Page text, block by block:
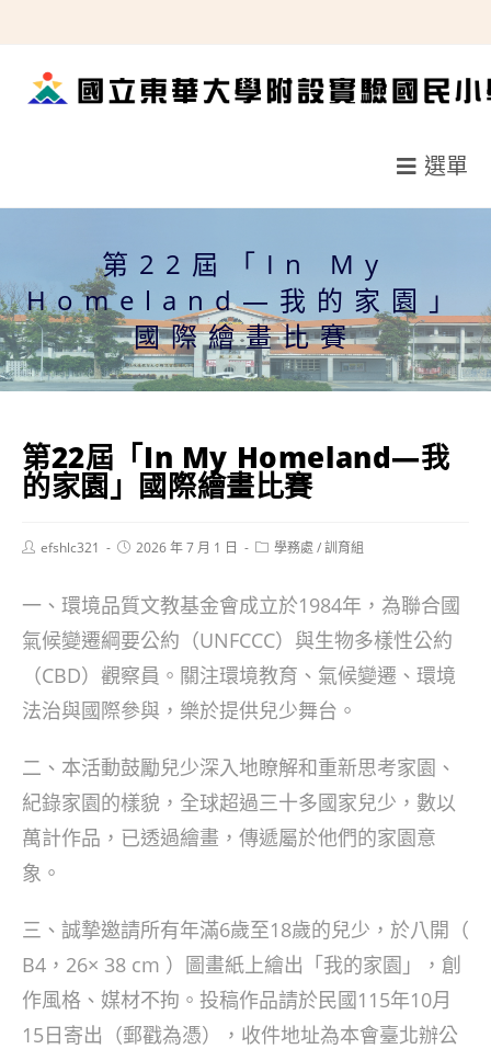
轉
選單
第22屆「In My
Homeland—我的家園」
國際繪畫比賽
第22屆「In My Homeland—我
的家園」國際繪畫比賽
Postefshlc321
Post2026 年 7 月 1 日
Post學務處 /訓育組
一、環境品質文教基金會成立於1984年，為聯合國
氣候變遷綱要公約（UNFCCC）與生物多樣性公約
（CBD）觀察員。關注環境教育、氣候變遷、環境
法治與國際參與，樂於提供兒少舞台。
二、本活動鼓勵兒少深入地瞭解和重新思考家園、
紀錄家園的樣貌，全球超過三十多國家兒少，數以
萬計作品，已透過繪畫，傳遞屬於他們的家園意
象。
三、誠摯邀請所有年滿6歲至18歲的兒少，於八開（
B4，26× 38 cm ）圖畫紙上繪出「我的家園」，創
作風格、媒材不拘。投稿作品請於民國115年10月
15日寄出（郵戳為憑），收件地址為本會臺北辦公